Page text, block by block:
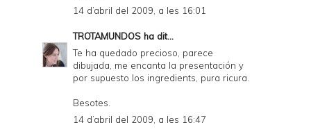
14 d’abril del 2009, a les 16:01
TROTAMUNDOS ha dit...
Te ha quedado precioso, parece
dibujada, me encanta la presentación y
por supuesto los ingredients, pura ricura.
Besotes.
14 d’abril del 2009, a les 16:47